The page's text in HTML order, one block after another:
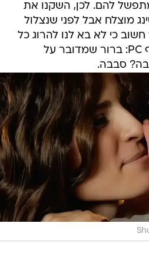
להם. לכן, השקנו את
מוצלח אבל לפני שנצלול
חשוב כי לא בא לנו להרוג כל
פעם את הווייב עם עודף PC: ברור שמדובר על
סבבה.